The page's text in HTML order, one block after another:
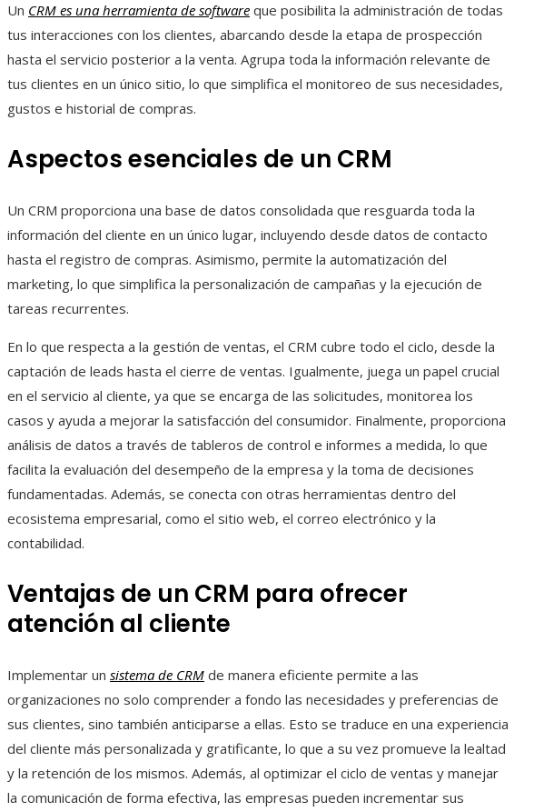
Un CRM es una herramienta de software que posibilita la administración de todas
tus interacciones con los clientes, abarcando desde la etapa de prospección
hasta el servicio posterior a la venta. Agrupa toda la información relevante de
tus clientes en un único sitio, lo que simplifica el monitoreo de sus necesidades,
gustos e historial de compras.
Aspectos esenciales de un CRM
Un CRM proporciona una base de datos consolidada que resguarda toda la
información del cliente en un único lugar, incluyendo desde datos de contacto
hasta el registro de compras. Asimismo, permite la automatización del
marketing, lo que simplifica la personalización de campañas y la ejecución de
tareas recurrentes.
En lo que respecta a la gestión de ventas, el CRM cubre todo el ciclo, desde la
captación de leads hasta el cierre de ventas. Igualmente, juega un papel crucial
en el servicio al cliente, ya que se encarga de las solicitudes, monitorea los
casos y ayuda a mejorar la satisfacción del consumidor. Finalmente, proporciona
análisis de datos a través de tableros de control e informes a medida, lo que
facilita la evaluación del desempeño de la empresa y la toma de decisiones
fundamentadas. Además, se conecta con otras herramientas dentro del
ecosistema empresarial, como el sitio web, el correo electrónico y la
contabilidad.
Ventajas de un CRM para ofrecer
atención al cliente
Implementar un sistema de CRM de manera eficiente permite a las
organizaciones no solo comprender a fondo las necesidades y preferencias de
sus clientes, sino también anticiparse a ellas. Esto se traduce en una experiencia
del cliente más personalizada y gratificante, lo que a su vez promueve la lealtad
y la retención de los mismos. Además, al optimizar el ciclo de ventas y manejar
la comunicación de forma efectiva, las empresas pueden incrementar sus